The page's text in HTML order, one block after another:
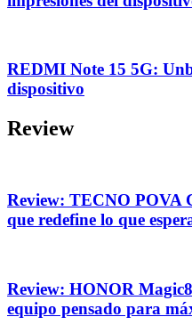
REDMI Note 15 5G:
dispositivo
Review
Review: TECNO POVA
que redefine lo que
Review: HONOR
equipo pensado para